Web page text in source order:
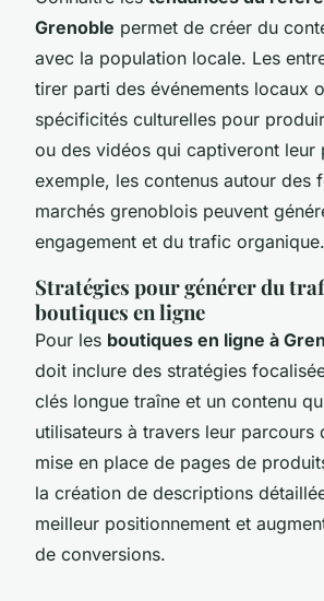
Grenoble permet de créer du
avec la population locale. Les
tirer parti des événements locaux
spécificités culturelles pour
ou des vidéos qui captiveront leur
exemple, les contenus autour des
marchés grenoblois peuvent
engagement et du trafic organique.
Stratégies pour générer du
boutiques en ligne
Pour les boutiques en ligne à
doit inclure des stratégies
clés longue traîne et un contenu
utilisateurs à travers leur parcours
mise en place de pages de
la création de descriptions
meilleur positionnement et
de conversions.